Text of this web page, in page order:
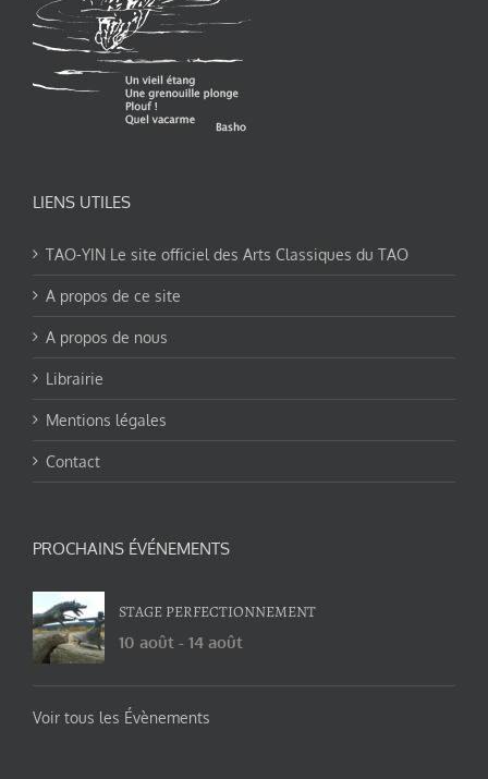
LIENS UTILES
TAO-YIN Le site officiel des Arts Classiques du TAO
A propos de ce site
A propos de nous
Librairie
Mentions légales
Contact
PROCHAINS ÉVÉNEMENTS
STAGE PERFECTIONNEMENT
10 août - 14 août
Voir tous les Évènements